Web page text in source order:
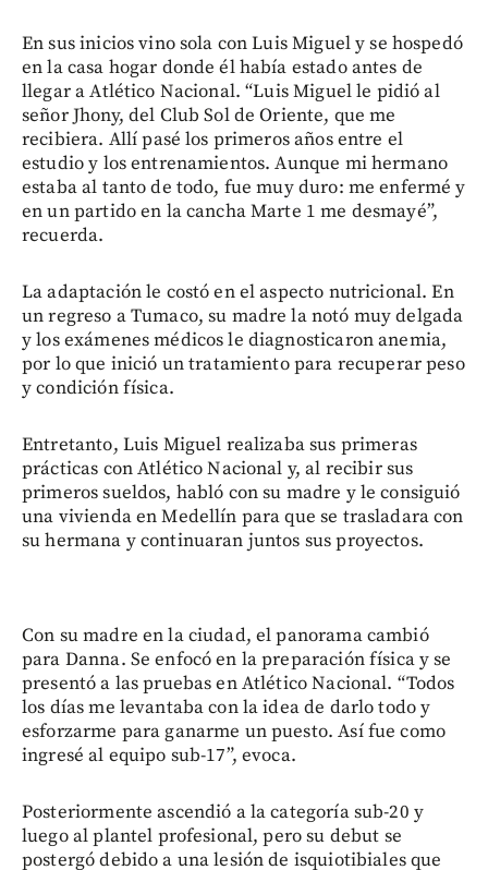
En sus inicios vino sola con Luis Miguel y se hospedó
en la casa hogar donde él había estado antes de
llegar a Atlético Nacional. “Luis Miguel le pidió al
señor Jhony, del Club Sol de Oriente, que me
recibiera. Allí pasé los primeros años entre el
estudio y los entrenamientos. Aunque mi hermano
estaba al tanto de todo, fue muy duro: me enfermé y
en un partido en la cancha Marte 1 me desmayé”,
recuerda.
La adaptación le costó en el aspecto nutricional. En
un regreso a Tumaco, su madre la notó muy delgada
y los exámenes médicos le diagnosticaron anemia,
por lo que inició un tratamiento para recuperar peso
y condición física.
Entretanto, Luis Miguel realizaba sus primeras
prácticas con Atlético Nacional y, al recibir sus
primeros sueldos, habló con su madre y le consiguió
una vivienda en Medellín para que se trasladara con
su hermana y continuaran juntos sus proyectos.
Con su madre en la ciudad, el panorama cambió
para Danna. Se enfocó en la preparación física y se
presentó a las pruebas en Atlético Nacional. “Todos
los días me levantaba con la idea de darlo todo y
esforzarme para ganarme un puesto. Así fue como
ingresé al equipo sub-17”, evoca.
Posteriormente ascendió a la categoría sub-20 y
luego al plantel profesional, pero su debut se
postergó debido a una lesión de isquiotibiales que